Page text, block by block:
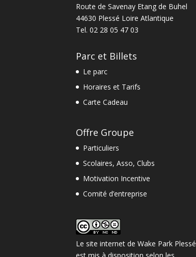
Route de Savenay Etang de Buhel
44630 Plessé Loire Atlantique
Tel.02 28 05 47 03
Parc et Billets
Le parc
Horaires et Tarifs
Carte Cadeau
Offre Groupe
Particuliers
Scolaires, Asso, Clubs
Motivation Incentive
Comité d’entreprise
Le site internet deWake Park Plessé